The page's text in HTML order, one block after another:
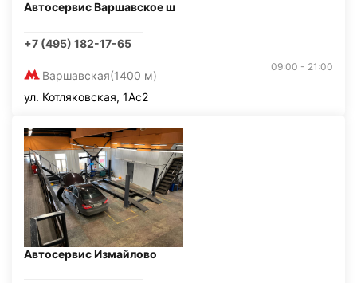
Автосервис Варшавское ш
+7 (495) 182-17-65
Варшавская(1400 м)
09:00 - 21:00
ул. Котляковская, 1Ас2
Автосервис Измайлово